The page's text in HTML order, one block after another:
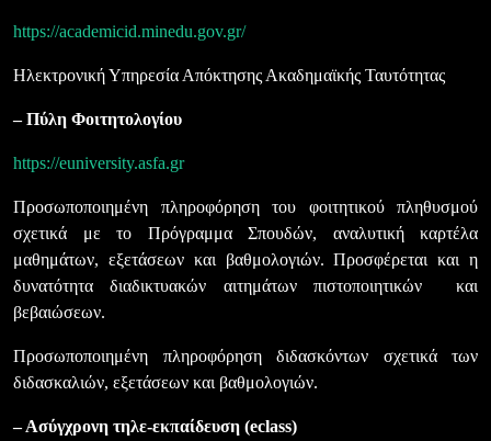
https://academicid.minedu.gov.gr/
Ηλεκτρονική Υπηρεσία Απόκτησης Ακαδημαϊκής Ταυτότητας
– Πύλη Φοιτητολογίου
https://euniversity.asfa.gr
Προσωποποιημένη πληροφόρηση του φοιτητικού πληθυσμού
σχετικά με το Πρόγραμμα Σπουδών, αναλυτική καρτέλα
μαθημάτων, εξετάσεων και βαθμολογιών. Προσφέρεται και η
δυνατότητα διαδικτυακών αιτημάτων πιστοποιητικών και
βεβαιώσεων.
Προσωποποιημένη πληροφόρηση διδασκόντων σχετικά των
διδασκαλιών, εξετάσεων και βαθμολογιών.
– Ασύγχρονη τηλε-εκπαίδευση (eclass)